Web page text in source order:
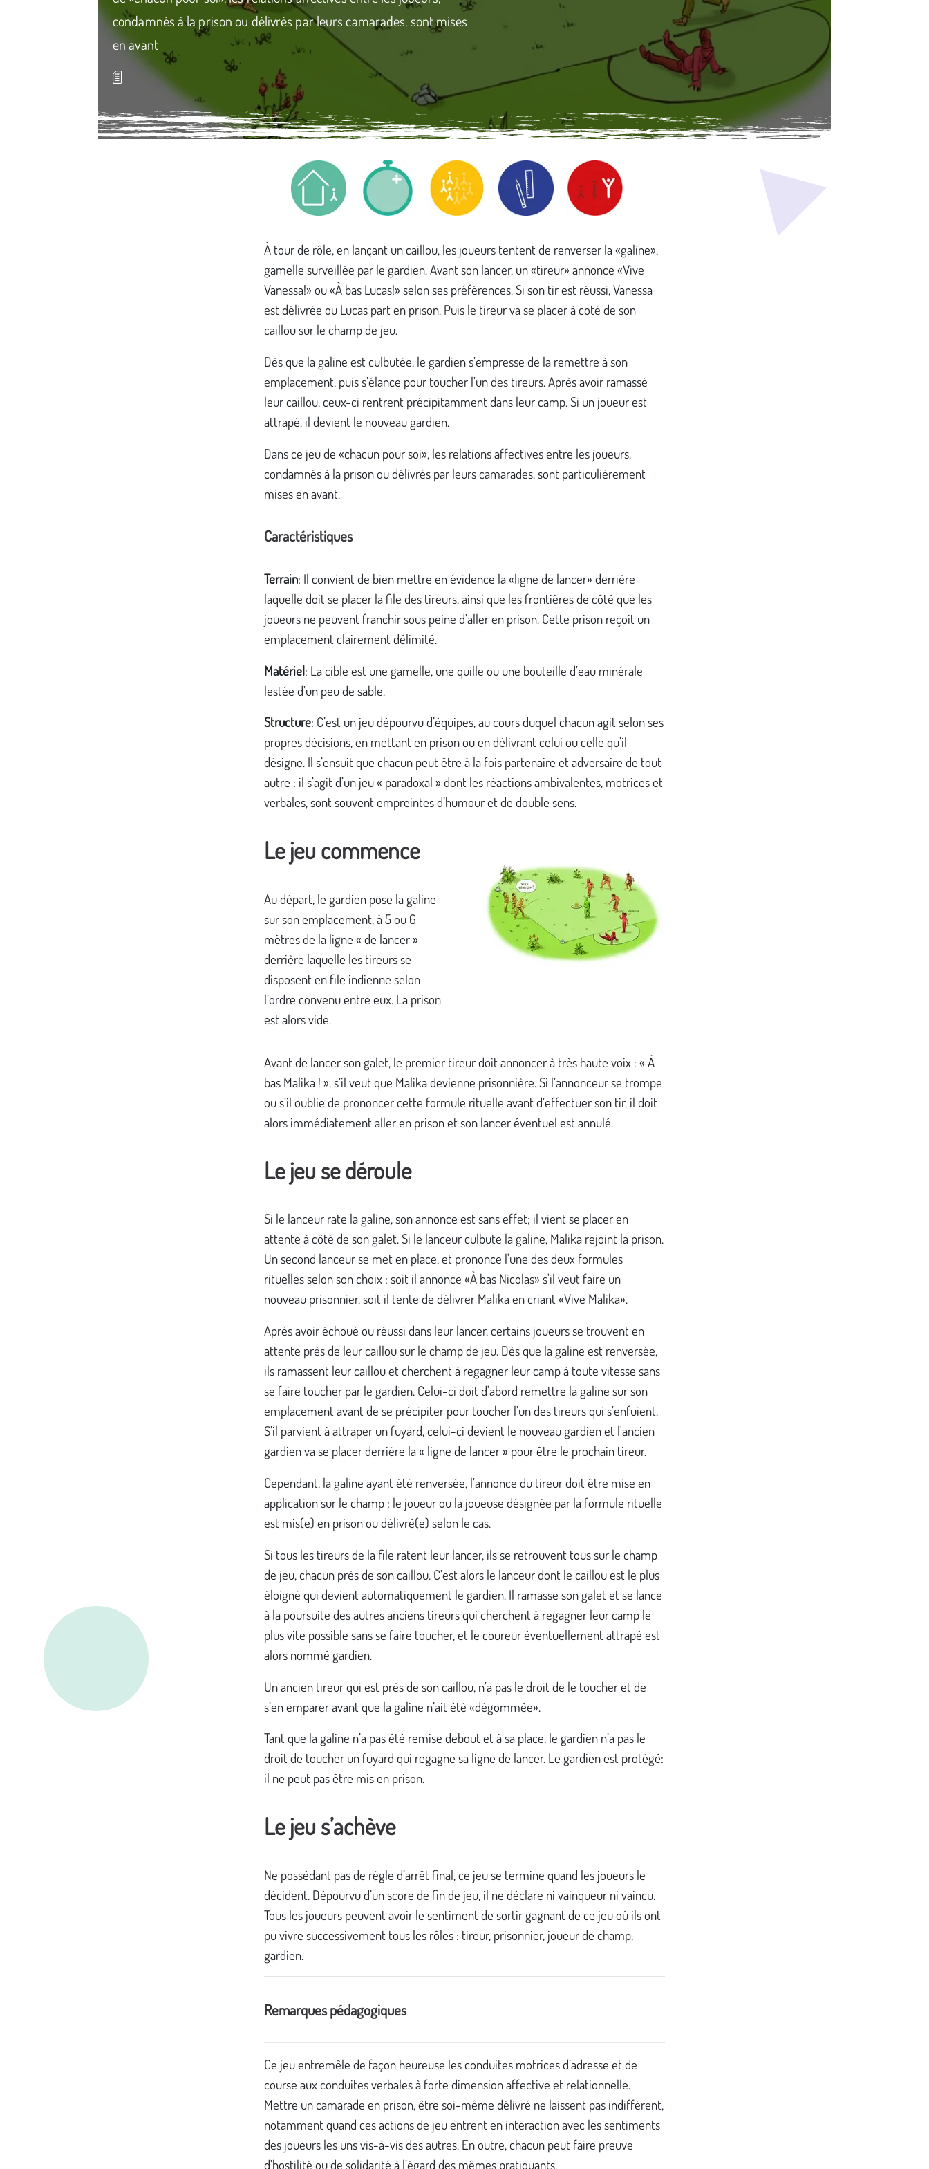
condamnés à la prison ou délivrés par leurs camarades, sont mises
en avant
À tour de rôle, en lançant un caillou, les joueurs tentent de renverser la «galine»,
gamelle surveillée par le gardien. Avant son lancer, un «tireur» annonce «Vive
Vanessa!» ou «À bas Lucas!» selon ses préférences. Si son tir est réussi, Vanessa
est délivrée ou Lucas part en prison. Puis le tireur va se placer à coté de son
caillou sur le champ de jeu.
Dès que la galine est culbutée, le gardien s’empresse de la remettre à son
emplacement, puis s’élance pour toucher l’un des tireurs. Après avoir ramassé
leur caillou, ceux-ci rentrent précipitamment dans leur camp. Si un joueur est
attrapé, il devient le nouveau gardien.
Dans ce jeu de «chacun pour soi», les relations affectives entre les joueurs,
condamnés à la prison ou délivrés par leurs camarades, sont particulièrement
mises en avant.
Caractéristiques
Terrain: Il convient de bien mettre en évidence la «ligne de lancer» derrière
laquelle doit se placer la file des tireurs, ainsi que les frontières de côté que les
joueurs ne peuvent franchir sous peine d’aller en prison. Cette prison reçoit un
emplacement clairement délimité.
Matériel: La cible est une gamelle, une quille ou une bouteille d’eau minérale
lestée d’un peu de sable.
Structure: C’est un jeu dépourvu d’équipes, au cours duquel chacun agit selon ses
propres décisions, en mettant en prison ou en délivrant celui ou celle qu’il
désigne. Il s’ensuit que chacun peut être à la fois partenaire et adversaire de tout
autre : il s’agit d’un jeu « paradoxal » dont les réactions ambivalentes, motrices et
verbales, sont souvent empreintes d’humour et de double sens.
Le jeu commence
Au départ, le gardien pose la galine
sur son emplacement, à 5 ou 6
mètres de la ligne « de lancer »
derrière laquelle les tireurs se
disposent en file indienne selon
l’ordre convenu entre eux. La prison
est alors vide.
Avant de lancer son galet, le premier tireur doit annoncer à très haute voix : « À
bas Malika ! », s’il veut que Malika devienne prisonnière. Si l’annonceur se trompe
ou s’il oublie de prononcer cette formule rituelle avant d’effectuer son tir, il doit
alors immédiatement aller en prison et son lancer éventuel est annulé.
Le jeu se déroule
Si le lanceur rate la galine, son annonce est sans effet; il vient se placer en
attente à côté de son galet. Si le lanceur culbute la galine, Malika rejoint la prison.
Un second lanceur se met en place, et prononce l'une des deux formules
rituelles selon son choix : soit il annonce «À bas Nicolas» s'il veut faire un
nouveau prisonnier, soit il tente de délivrer Malika en criant «Vive Malika».
Après avoir échoué ou réussi dans leur lancer, certains joueurs se trouvent en
attente près de leur caillou sur le champ de jeu. Dès que la galine est renversée,
ils ramassent leur caillou et cherchent à regagner leur camp à toute vitesse sans
se faire toucher par le gardien. Celui-ci doit d'abord remettre la galine sur son
emplacement avant de se précipiter pour toucher l’un des tireurs qui s’enfuient.
S’il parvient à attraper un fuyard, celui-ci devient le nouveau gardien et l'ancien
gardien va se placer derrière la « ligne de lancer » pour être le prochain tireur.
Cependant, la galine ayant été renversée, l’annonce du tireur doit être mise en
application sur le champ : le joueur ou la joueuse désignée par la formule rituelle
est mis(e) en prison ou délivré(e) selon le cas.
Si tous les tireurs de la file ratent leur lancer, ils se retrouvent tous sur le champ
de jeu, chacun près de son caillou. C’est alors le lanceur dont le caillou est le plus
éloigné qui devient automatiquement le gardien. Il ramasse son galet et se lance
à la poursuite des autres anciens tireurs qui cherchent à regagner leur camp le
plus vite possible sans se faire toucher, et le coureur éventuellement attrapé est
alors nommé gardien.
Un ancien tireur qui est près de son caillou, n’a pas le droit de le toucher et de
s’en emparer avant que la galine n’ait été «dégommée».
Tant que la galine n’a pas été remise debout et à sa place, le gardien n’a pas le
droit de toucher un fuyard qui regagne sa ligne de lancer. Le gardien est protégé:
il ne peut pas être mis en prison.
Le jeu s’achève
Ne possédant pas de règle d’arrêt final, ce jeu se termine quand les joueurs le
décident. Dépourvu d’un score de fin de jeu, il ne déclare ni vainqueur ni vaincu.
Tous les joueurs peuvent avoir le sentiment de sortir gagnant de ce jeu où ils ont
pu vivre successivement tous les rôles : tireur, prisonnier, joueur de champ,
gardien.
Remarques pédagogiques
Ce jeu entremêle de façon heureuse les conduites motrices d’adresse et de
course aux conduites verbales à forte dimension affective et relationnelle.
Mettre un camarade en prison, être soi-même délivré ne laissent pas indifférent,
notamment quand ces actions de jeu entrent en interaction avec les sentiments
des joueurs les uns vis-à-vis des autres. En outre, chacun peut faire preuve
d’hostilité ou de solidarité à l’égard des mêmes pratiquants.